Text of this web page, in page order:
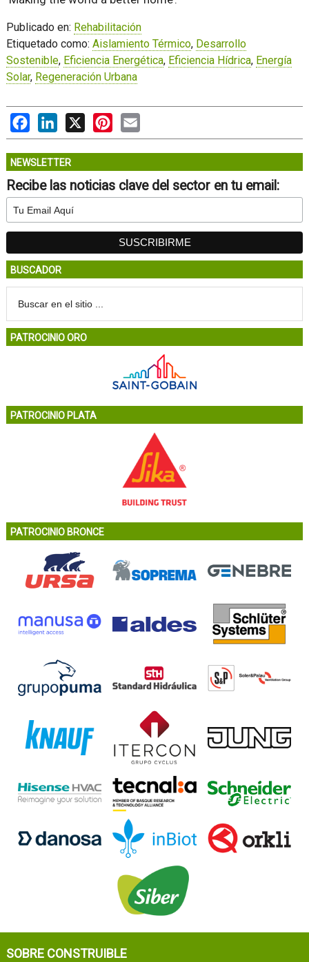
Publicado en: Rehabilitación
Etiquetado como: Aislamiento Térmico, Desarrollo
Sostenible, Eficiencia Energética, Eficiencia Hídrica, Energía
Solar, Regeneración Urbana
FacebookLinkedIn
X PinterestEmail
NEWSLETTER
Recibe las noticias clave del sector en tu email:
BUSCADOR
PATROCINIO ORO
PATROCINIO PLATA
PATROCINIO BRONCE
SOBRE CONSTRUIBLE